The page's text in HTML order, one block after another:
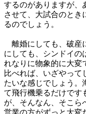
するのがありますが、
させて、大試合のとき
るのでしょう。
離婚にしても、破産
にしても、シンドイの
れなりに物象的に大変
比べれば、いざやって
たいな感じでしょう。
て飛行機乗るだけです
が、そんなん、そこら
営業の方がずっと大変